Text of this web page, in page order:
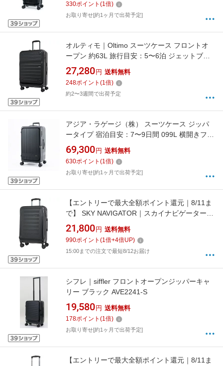
ストッパー 洗える内装 デカかるEdge2 マッ
トブラック ALI-078-18FW
330ポイント (1倍)
お取り寄せ[約1ヶ月で出荷予定]
オルティモ｜Oltimo スーツケース フロントオ
ープン 約63L 旅行目安：5〜6泊 ジェットブラ
ック OT-0857-60N-JBK [TSAロック搭載]
27,280 円 送料無料
248ポイント (1倍)
約2〜3週間で出荷予定
アジア・ラゲージ（株） スーツケース ジッパ
ータイプ 宿泊目安：7〜9日間 099L 横開きフロ
ントオープン 前輪ストッパー 内装抗菌・防臭
加工 MAXBOX 墨色 MX-8011RVTL-28 [TSAロ
ック搭載]
69,300 円 送料無料
630ポイント (1倍)
お取り寄せ[約1ヶ月で出荷予定]
【エントリーで最大全額ポイント還元｜8/11ま
で】 SKY NAVIGATOR｜スカイナビゲーター
フロントオープンキャリーケース ブラック SK-
0839-56-BK [TSAロック搭載]
21,800 円 送料無料
990ポイント (1倍+4倍UP)
15:00までの注文で最短8/12お届け
シフレ｜siffler フロントオープンジッパーキャ
リー ブラック AVE2241-S
19,580 円 送料無料
178ポイント (1倍)
お取り寄せ[約1ヶ月で出荷予定]
【エントリーで最大全額ポイント還元｜8/11ま